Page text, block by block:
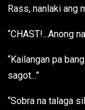
Rass, nanlaki ang
“CHAST!...Anong
“Kailangan pa
sagot...”
“Sobra na talaga